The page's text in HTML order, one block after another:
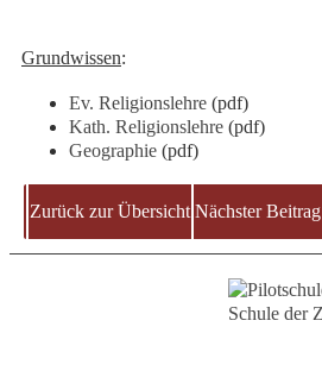
Grundwissen:
Ev. Religionslehre (pdf)
Kath. Religionslehre (pdf)
Geographie (pdf)
Zurück zur Übersicht Nächster Beitrag